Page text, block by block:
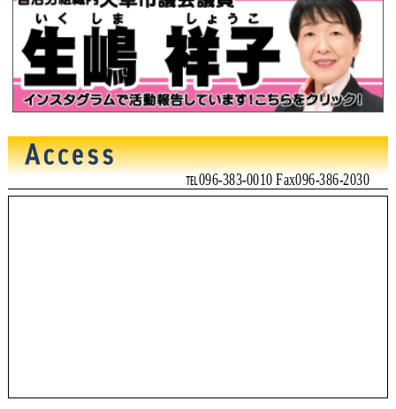
℡096-383-0010 Fax096-386-2030